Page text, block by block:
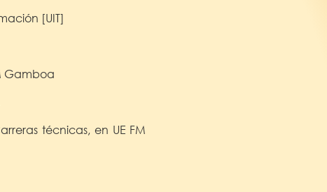
[UIT]
Gamboa
técnicas, en UE FM